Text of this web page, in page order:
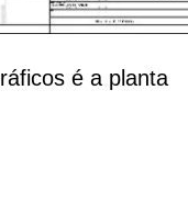
é a planta